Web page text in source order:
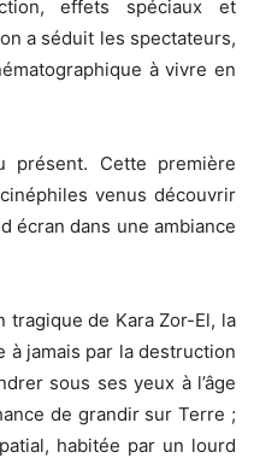
effets spéciaux et
a séduit les spectateurs,
à vivre en
présent. Cette première
venus découvrir
écran dans une ambiance
de Kara Zor-El, la
à jamais par la destruction
sous ses yeux à l’âge
de grandir sur Terre ;
habitée par un lourd